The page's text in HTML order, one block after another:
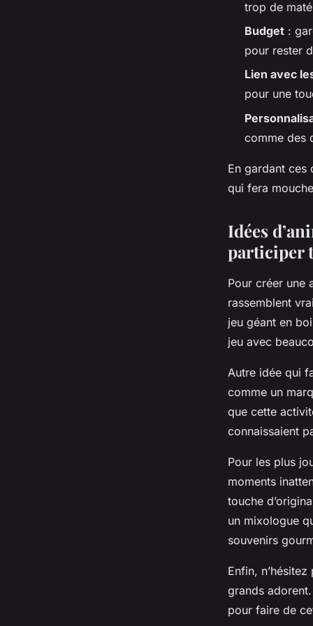
trop de
Budget :
pour rester
Lien avec
pour une
comme des
En gardant ces
qui fera
Idées
participer
Pour créer une
rassemblent
jeu géant en
jeu avec
Autre idée qui
comme un
que cette
connaissaient
Pour les plus
moments
touche
un mixologue
souvenirs
Enfin,
grands
pour faire de